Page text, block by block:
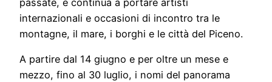
internazionali e occasioni di incontro tra le
montagne, il mare, i borghi e le città del Piceno.
A partire dal 14 giugno e per oltre un mese e
mezzo, fino al 30 luglio, i nomi del panorama